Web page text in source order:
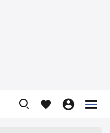
   

